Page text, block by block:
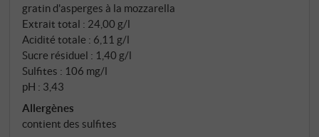
gratin d'asperges à la mozzarella
Extrait total : 24,00 g/l
Acidité totale : 6,11 g/l
Sucre résiduel : 1,40 g/l
Sulfites : 106 mg/l
pH : 3,43
Allergènes
contient des sulfites